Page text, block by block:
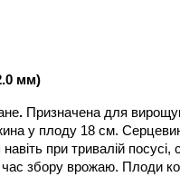
мм)
. Призначена для
у плоду 18 см.
при тривалій
час збору врожаю. Плоди